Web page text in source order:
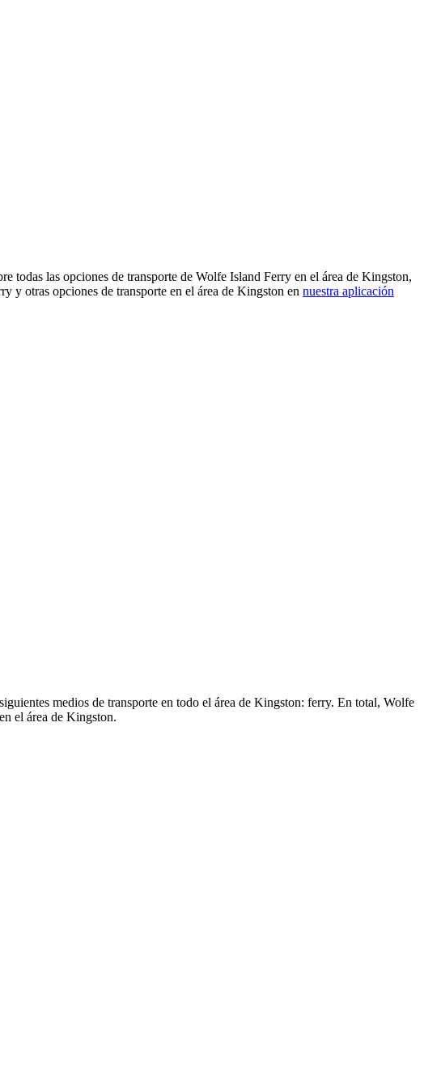
todas las opciones de transporte de Wolfe Island Ferry en el área de Kingston,
y otras opciones de transporte en el área de Kingston en nuestra aplicación
medios de transporte en todo el área de Kingston: ferry. En total, Wolfe
el área de Kingston.